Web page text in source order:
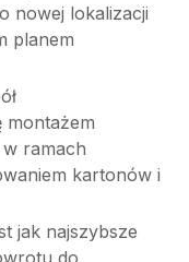
nowej lokalizacji
planem
montażem
ramach
kartonów i
jak najszybsze